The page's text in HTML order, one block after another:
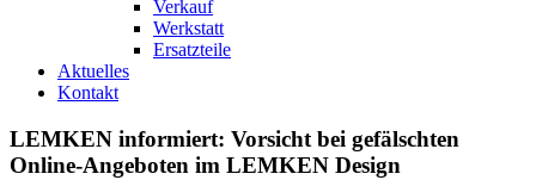
Verkauf
Werkstatt
Ersatzteile
Aktuelles
Kontakt
LEMKEN informiert: Vorsicht bei gefälschten
Online-Angeboten im LEMKEN Design